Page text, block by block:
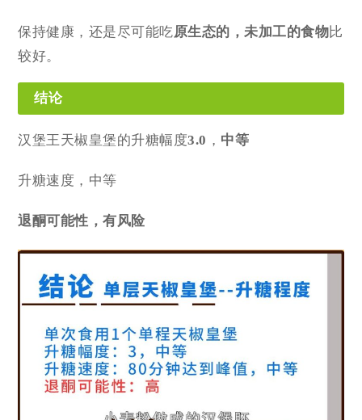
保持健康，还是尽可能吃原生态的，未加工的食物比
较好。
结论
汉堡王天椒皇堡的升糖幅度3.0 ， 中等
升糖速度，中等
退酮可能性，有风险